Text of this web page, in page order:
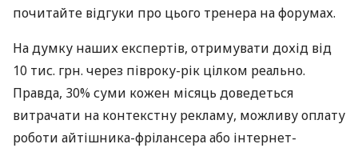
почитайте відгуки про цього тренера на форумах.
На думку наших експертів, отримувати дохід від
10 тис. грн. через півроку-рік цілком реально.
Правда, 30% суми кожен місяць доведеться
витрачати на контекстну рекламу, можливу оплату
роботи айтішника-фрілансера або інтернет-